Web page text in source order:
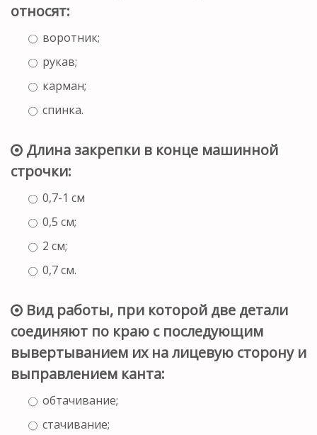
относят:
воротник;
рукав;
карман;
спинка.
Длина закрепки в конце машинной
строчки:
0,7-1 см
0,5 см;
2 см;
0,7 см.
Вид работы, при которой две детали
соединяют по краю с последующим
вывертыванием их на лицевую сторону и
выправлением канта:
обтачивание;
стачивание;